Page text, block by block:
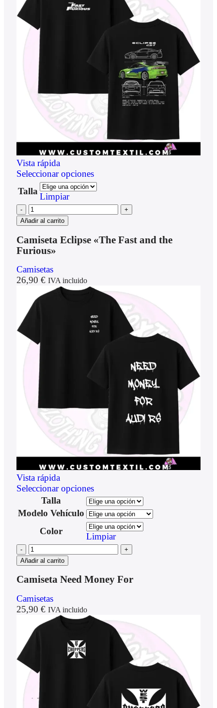
Vista rápida
Seleccionar opciones
Talla
Limpiar
Añadir al carrito
Camiseta Eclipse «The Fast and the
Furious»
Camisetas
26,90 € IVA incluido
Vista rápida
Seleccionar opciones
Talla
Modelo Vehículo
Color
Limpiar
Añadir al carrito
Camiseta Need Money For
Camisetas
25,90 € IVA incluido